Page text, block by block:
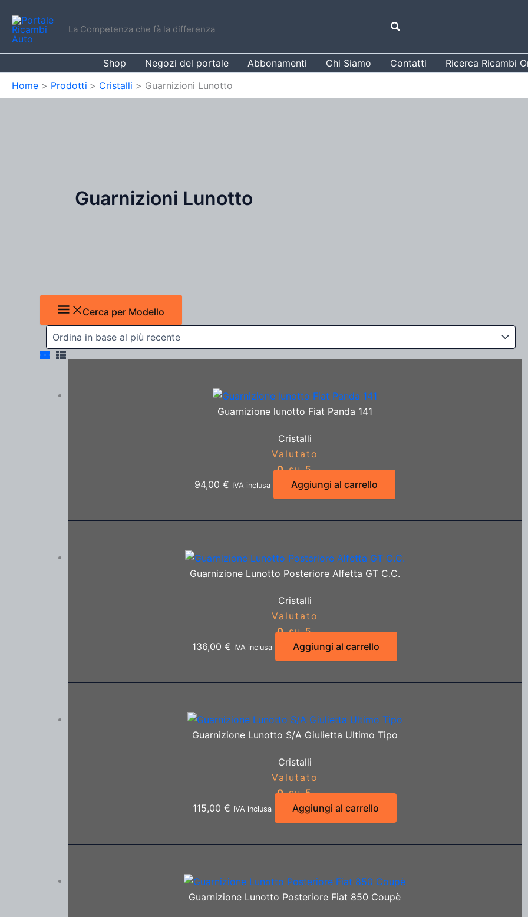
contenuto
La Competenza che fà la differenza Cerca
Shop Negozi del portale Abbonamenti Chi Siamo Contatti Ricerca Ricambi
Home
Prodotti Cristalli Guarnizioni Lunotto
Guarnizioni Lunotto
Cerca per Modello
Guarnizione lunotto Fiat Panda 141
Cristalli
Valutato
0su 5
94,00 € IVA inclusa Aggiungi al carrello
Guarnizione Lunotto Posteriore Alfetta GT C.C.
Cristalli
Valutato
0su 5
136,00€ IVA inclusa Aggiungi al carrello
Guarnizione Lunotto S/A Giulietta Ultimo Tipo
Cristalli
Valutato
0su 5
115,00€ IVA inclusa Aggiungi al carrello
Guarnizione Lunotto Posteriore Fiat 850 Coupè